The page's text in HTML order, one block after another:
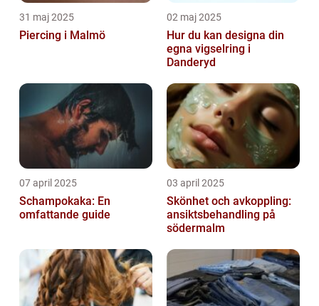
31 maj 2025
Piercing i Malmö
02 maj 2025
Hur du kan designa din
egna vigselring i
Danderyd
07 april 2025
Schampokaka: En
omfattande guide
03 april 2025
Skönhet och avkoppling:
ansiktsbehandling på
södermalm